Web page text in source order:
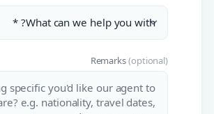
Remarks(optional)